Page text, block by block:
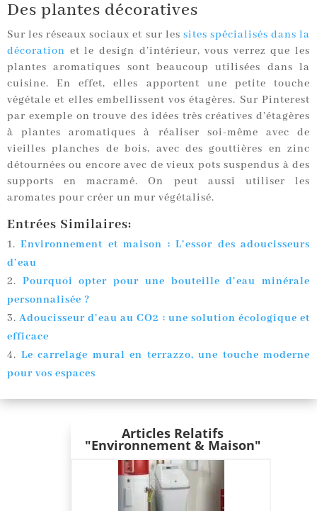
Articles Relatifs
"Environnement & Maison"
Des plantes décoratives
Sur les réseaux sociaux et sur les sites spécialisés dans la
décoration et le design d’intérieur, vous verrez que les
plantes aromatiques sont beaucoup utilisées dans la
cuisine. En effet, elles apportent une petite touche
végétale et elles embellissent vos étagères. Sur Pinterest
par exemple on trouve des idées très créatives d’étagères
à plantes aromatiques à réaliser soi-même avec de
vieilles planches de bois, avec des gouttières en zinc
détournées ou encore avec de vieux pots suspendus à des
supports en macramé. On peut aussi utiliser les
aromates pour créer un mur végétalisé.
Entrées Similaires:
Environnement et maison : L’essor des adoucisseurs
d’eau
Pourquoi opter pour une bouteille d’eau minérale
personnalisée ?
Adoucisseur d’eau au CO2 : une solution écologique et
efficace
Le carrelage mural en terrazzo, une touche moderne
pour vos espaces